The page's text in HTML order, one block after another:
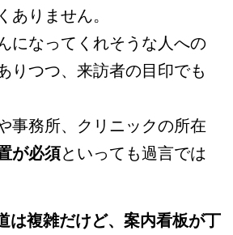
ありません。
になってくれそうな人への
りつつ、来訪者の目印でも
事務所、クリニックの所在
が必須といっても過言では
は複雑だけど、案内看板が丁